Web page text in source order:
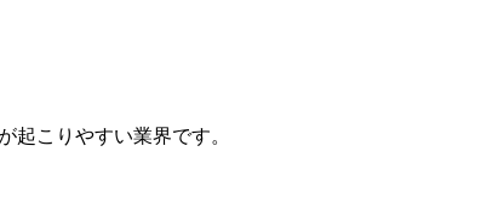
起こりやすい業界です。